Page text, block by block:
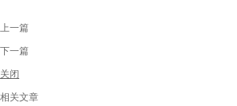
上一篇
下一篇
关闭
相关文章